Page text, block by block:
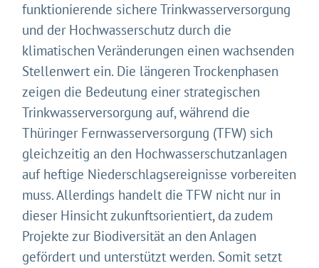
funktionierende sichere Trinkwasserversorgung
und der Hochwasserschutz durch die
klimatischen Veränderungen einen wachsenden
Stellenwert ein. Die längeren Trockenphasen
zeigen die Bedeutung einer strategischen
Trinkwasserversorgung auf, während die
Thüringer Fernwasserversorgung (TFW) sich
gleichzeitig an den Hochwasserschutzanlagen
auf heftige Niederschlagsereignisse vorbereiten
muss. Allerdings handelt die TFW nicht nur in
dieser Hinsicht zukunftsorientiert, da zudem
Projekte zur Biodiversität an den Anlagen
gefördert und unterstützt werden. Somit setzt